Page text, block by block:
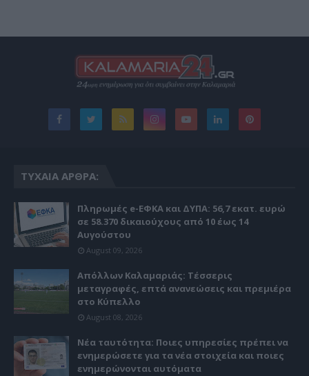
ΤΥΧΑΊΑ ΆΡΘΡΑ:
Πληρωμές e-ΕΦΚΑ και ΔΥΠΑ: 56,7 εκατ. ευρώ
σε 58.370 δικαιούχους από 10 έως 14
Αυγούστου
August 09, 2026
Απόλλων Καλαμαριάς: Τέσσερις
μεταγραφές, επτά ανανεώσεις και πρεμιέρα
στο Κύπελλο
August 08, 2026
Νέα ταυτότητα: Ποιες υπηρεσίες πρέπει να
ενημερώσετε για τα νέα στοιχεία και ποιες
ενημερώνονται αυτόματα